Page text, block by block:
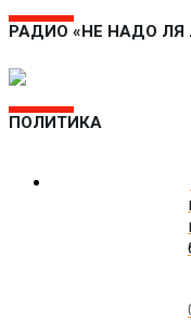
РАДИО «НЕ НАДО ЛЯ
ПОЛИТИКА